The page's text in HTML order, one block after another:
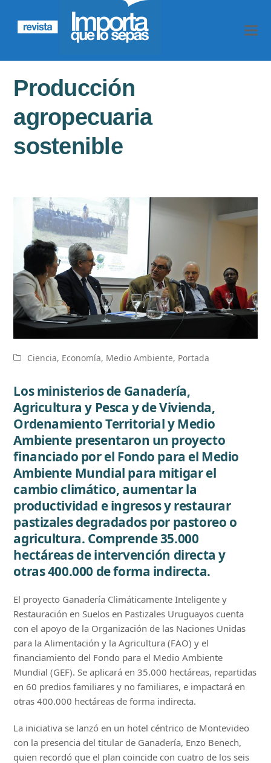
Producción
agropecuaria
sostenible
Ciencia, Economía, Medio Ambiente, Portada
Los ministerios de Ganadería,
Agricultura y Pesca y de Vivienda,
Ordenamiento Territorial y Medio
Ambiente presentaron un proyecto
financiado por el Fondo para el Medio
Ambiente Mundial para mitigar el
cambio climático, aumentar la
productividad e ingresos y restaurar
pastizales degradados por pastoreo o
agricultura. Comprende 35.000
hectáreas de intervención directa y
otras 400.000 de forma indirecta.
El proyecto Ganadería Climáticamente Inteligente y
Restauración en Suelos en Pastizales Uruguayos cuenta
con el apoyo de la Organización de las Naciones Unidas
para la Alimentación y la Agricultura (FAO) y el
financiamiento del Fondo para el Medio Ambiente
Mundial (GEF). Se aplicará en 35.000 hectáreas, repartidas
en 60 predios familiares y no familiares, e impactará en
otras 400.000 hectáreas de forma indirecta.
La iniciativa se lanzó en un hotel céntrico de Montevideo
con la presencia del titular de Ganadería, Enzo Benech,
quien recordó que el plan coincide con cuatro de los seis